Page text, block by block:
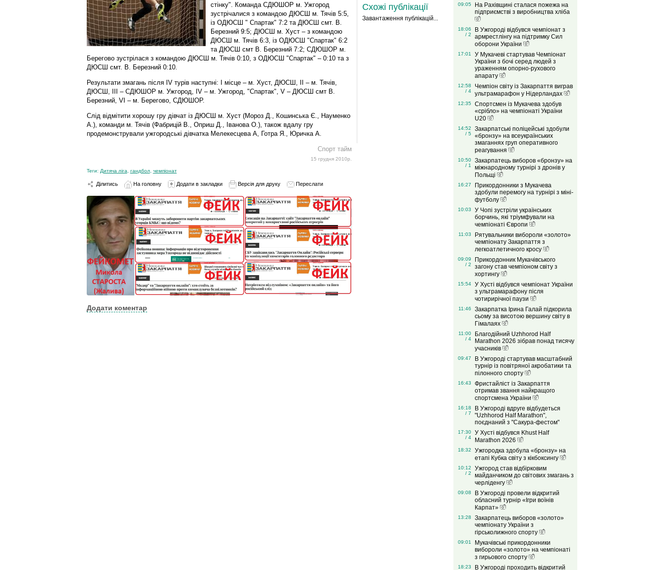
стінку". Команда СДЮШОР м. Ужгород
зустрічалися з командою ДЮСШ м. Тячів 5:5,
із ОДЮСШ " Спартак" 7:2 та ДЮСШ смт. В.
Березний 9:5; ДЮСШ м. Хуст – з командою
ДЮСШ м. Тячів 6:3, із ОДЮСШ "Спартак" 6:2
та ДЮСШ смт В. Березний 7:2; СДЮШОР м.
Берегово зустрілася з командою ДЮСШ м. Тячів 0:10, з ОДЮСШ "Спартак" – 0:10 та з
ДЮСШ смт. В. Березний 0:10.
Результати змагань після ІV турів наступні: І місце – м. Хуст, ДЮСШ, ІІ – м. Тячів,
ДЮСШ, ІІІ – СДЮШОР м. Ужгород, ІV – м. Ужгород, "Спартак", V – ДЮСШ смт В.
Березний, VІ – м. Берегово, СДЮШОР.
Слід відмітити хорошу гру дівчат із ДЮСШ м. Хуст (Мороз Д., Кошинська Є., Науменко
А.), команди м. Тячів (Фабрицій В., Оприш Д., Іванова О.), також вдалу гру
продемонстрували ужгородські дівчатка Мелекесцева А, Готра Я., Юричка А.
Спорт тайм
15 грудня 2010р.
Теги: Дитяча ліга гандбол, чемпіонат
Ділитись На головну Додати в закладки Версія для друку Переслати
Додати коментар
Схожі публікації
Завантаження публікацій...
09:05
На Рахівщині сталася пожежа на
підприємстві з виробництва хліба
18:06
/ 2
В Ужгороді відбувся чемпіонат з
армрестлінгу на підтримку Сил
оборони України
17:01
У Мукачеві стартував Чемпіонат
України з бочі серед людей з
ураженням опорно-рухового
апарату
12:58
/ 4
Чемпіон світу із Закарпаття виграв
ультрамарафон у Нідерландах
12:35
Спортсмен із Мукачева здобув
«срібло» на чемпіонаті України
U20
14:52
/ 5
Закарпатські поліцейські здобули
«бронзу» на всеукраїнських
змаганнях груп оперативного
реагування
10:50
/ 1
Закарпатець виборов «бронзу» на
міжнародному турнірі з дронів у
Польщі
16:27
Прикордонники з Мукачева
здобули перемогу на турнірі з міні-
футболу
10:03
У Чопі зустріли українських
борчинь, які тріумфували на
чемпіонаті Європи
11:03
Рятувальники вибороли «золото»
чемпіонату Закарпаття з
легкоатлетичного кросу
09:09
/ 2
Прикордонник Мукачівського
загону став чемпіоном світу з
хортингу
15:54
У Хусті відбувся чемпіонат України
з ультрамарафону після
чотирирічної паузи
11:46
Закарпатка Ірина Галай підкорила
сьому за висотою вершину світу в
Гімалаях
11:00
/ 4
Благодійний Uzhhorod Half
Marathon 2026 зібрав понад тисячу
учасників
09:47
В Ужгороді стартував масштабний
турнір із повітряної акробатики та
пілонного спорту
16:43
Фристайліст із Закарпаття
отримав звання найкращого
спортсмена України
16:18
/ 7
В Ужгороді вдруге відбудеться
"Uzhhorod Half Marathon",
поєднаний з "Сакура-фестом"
17:30
/ 4
У Хусті відбувся Khust Half
Marathon 2026
18:32
Ужгородка здобула «бронзу» на
етапі Кубка світу з кікбоксингу
10:12
/ 2
Ужгород став відбірковим
майданчиком до світових змагань з
черліденгу
09:08
В Ужгороді провели відкритий
обласний турнір «Ігри воїнів
Карпат»
13:28
Закарпатець виборов «золото»
чемпіонату України з
гірськолижного спорту
09:01
Мукачівські прикордонники
вибороли «золото» на чемпіонаті
з гирьового спорту
18:23
В Ужгороді проходить відкритий